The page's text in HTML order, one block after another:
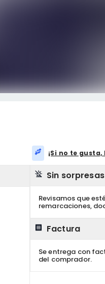
¡Si no te
Sin sorpresas
Revisamos que
remarcaciones,
Factura
Se entrega con
del comprador.